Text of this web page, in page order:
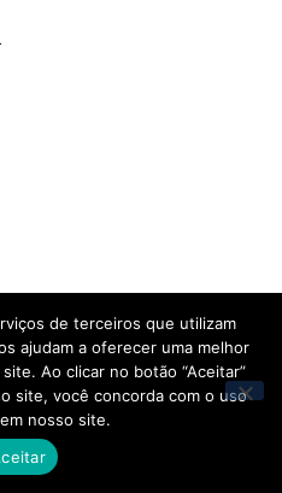
de terceiros que utilizam
ajudam a oferecer uma melhor
Ao clicar no botão “Aceitar”
site, você concorda com o uso
nosso site.